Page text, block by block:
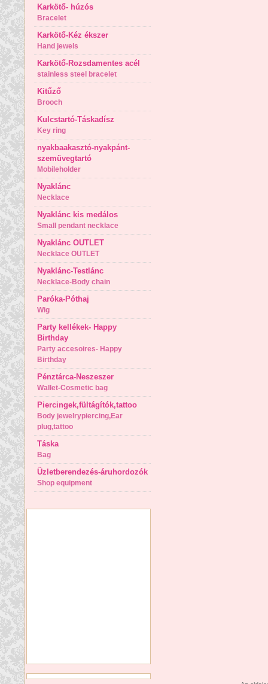
Karkötő- húzós
Bracelet
Karkötő-Kéz ékszer
Hand jewels
Karkötő-Rozsdamentes acél
stainless steel bracelet
Kitűző
Brooch
Kulcstartó-Táskadísz
Key ring
nyakbaakasztó-nyakpánt-
szemüvegtartó
Mobileholder
Nyaklánc
Necklace
Nyaklánc kis medálos
Small pendant necklace
Nyaklánc OUTLET
Necklace OUTLET
Nyaklánc-Testlánc
Necklace-Body chain
Paróka-Póthaj
Wig
Party kellékek- Happy
Birthday
Party accesoires- Happy
Birthday
Pénztárca-Neszeszer
Wallet-Cosmetic bag
Piercingek,fültágítók,tattoo
Body jewelrypiercing,Ear
plug,tattoo
Táska
Bag
Üzletberendezés-áruhordozók
Shop equipment